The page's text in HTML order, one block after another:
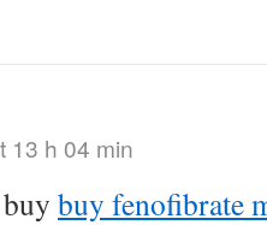
13 h 04 min
buy fenofibrate